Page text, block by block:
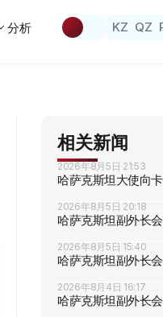
分析 KZ QZ
相关新闻
2026年8月5日 21:53
哈萨克斯坦大使向
2026年8月5日 20:18
哈萨克斯坦副外长
2026年8月5日 15:40
哈萨克斯坦副外长
2026年8月4日 16:17
哈萨克斯坦副外长